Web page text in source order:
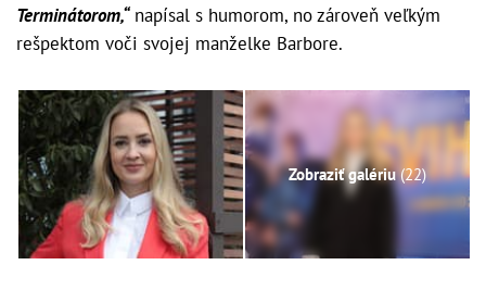
Terminátorom,“napísal s humorom, no zároveň veľkým
rešpektom voči svojej manželke Barbore.
Zobraziť galériu(22)